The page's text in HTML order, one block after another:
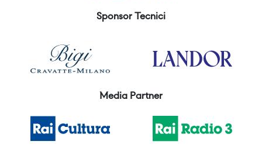
Sponsor Tecnici
Media Partner